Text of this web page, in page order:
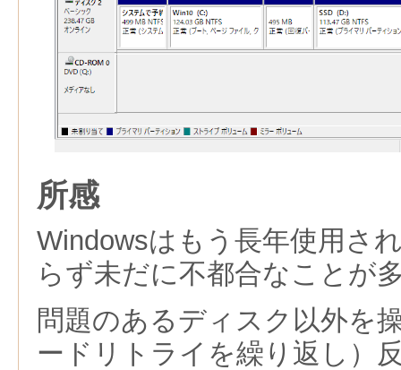
所感
Windowsはもう長年使用さ
らず未だに不都合なことが
問題のあるディスク以外を
ードリトライを繰り返し）